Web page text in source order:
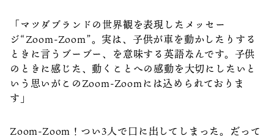
「マツダブランドの世界観を表現したメッセー
ジ“Zoom-Zoom”。実は、子供が車を動かしたりする
ときに言うブーブー、を意味する英語なんです。子供
のときに感じた、動くことへの感動を大切にしたいと
いう思いがこのZoom-Zoomには込められておりま
す」
Zoom-Zoom！つい3人で口に出してしまった。だって